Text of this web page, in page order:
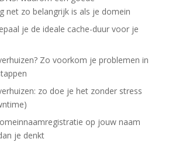
net zo belangrijk is als je domein
je de ideale cache-duur voor je
Zo voorkom je problemen in
zo doe je het zonder stress
op jouw naam
je denkt